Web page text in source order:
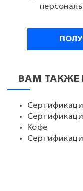
ВАМ
Кофе